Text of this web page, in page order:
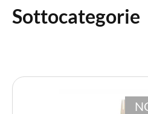
Sottocategorie